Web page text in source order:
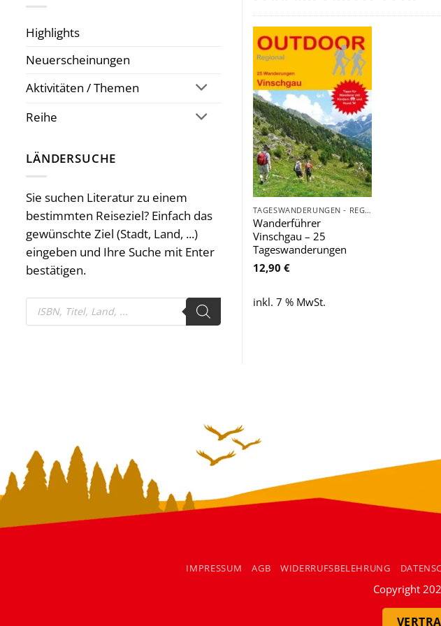
Highlights
Neuerscheinungen
Aktivitäten / Themen
Reihe
LÄNDERSUCHE
Sie suchen Literatur zu einem
bestimmten Reiseziel? Einfach das
gewünschte Ziel (Stadt, Land, ...)
eingeben und Ihre Suche mit Enter
bestätigen.
Products
search
Zu
Wunschliste
hinzufügen
TAGESWANDERUNGEN - REGIONAL
Wanderführer
Vinschgau – 25
Tageswanderungen
12,90 €
inkl. 7 % MwSt.
IMPRESSUM AGB WIDERRUFSBELEHRUNG
Copyright